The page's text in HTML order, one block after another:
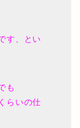
す、とい
も
らいの仕